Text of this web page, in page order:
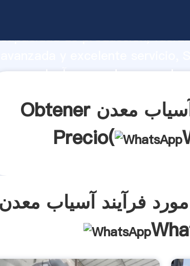
capacidad de producción,
آسیاب معدن proveedor crea el valor y aporta valores a
Obtener در مورد فرآیند آسیاب معدن
Precio(